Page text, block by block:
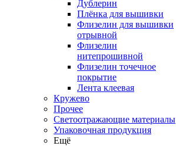
Дублерин
Плёнка для вышивки
Флизелин для вышивки
отрывной
Флизелин
нитепрошивной
Флизелин точечное
покрытие
Лента клеевая
Кружево
Прочее
Светоотражающие материалы
Упаковочная продукция
Ещё